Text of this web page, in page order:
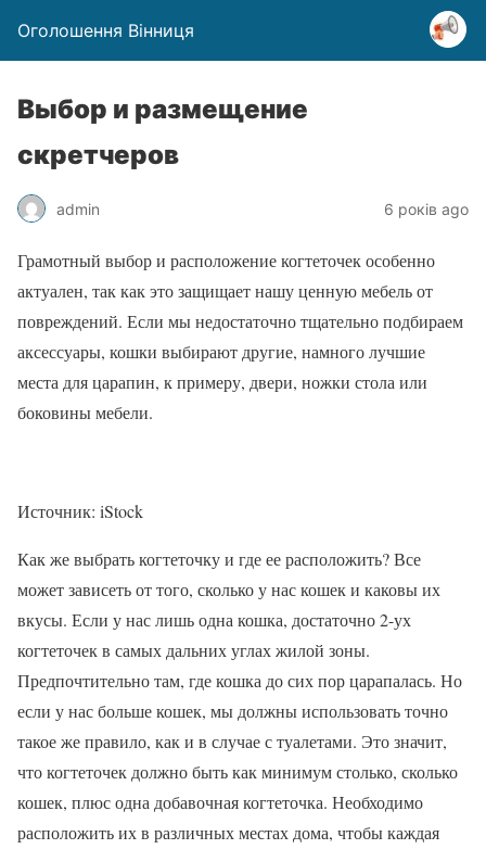
Оголошення Вінниця
Выбор и размещение
скретчеров
admin 6 років ago
Грамотный выбор и расположение когтеточек особенно
актуален, так как это защищает нашу ценную мебель от
повреждений. Если мы недостаточно тщательно подбираем
аксессуары, кошки выбирают другие, намного лучшие
места для царапин, к примеру, двери, ножки стола или
боковины мебели.
Источник: iStock
Как же выбрать когтеточку и где ее расположить? Все
может зависеть от того, сколько у нас кошек и каковы их
вкусы. Если у нас лишь одна кошка, достаточно 2-ух
когтеточек в самых дальних углах жилой зоны.
Предпочтительно там, где кошка до сих пор царапалась. Но
если у нас больше кошек, мы должны использовать точно
такое же правило, как и в случае с туалетами. Это значит,
что когтеточек должно быть как минимум столько, сколько
кошек, плюс одна добавочная когтеточка. Необходимо
расположить их в различных местах дома, чтобы каждая